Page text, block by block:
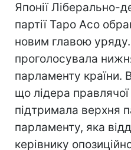
Японії Ліберально-
партії Таро Асо
новим главою
проголосувала
парламенту країни.
що лідера правлячої
підтримала верхня
парламенту, яка
керівнику